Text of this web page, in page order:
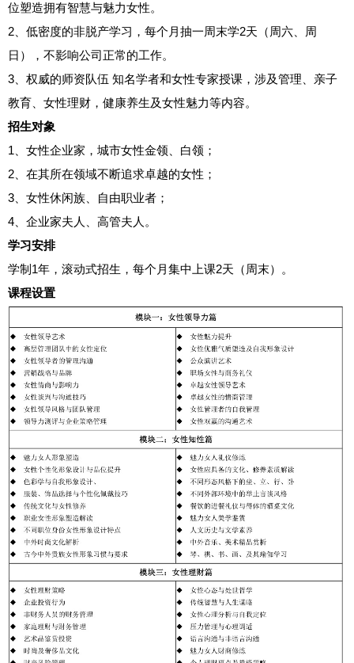
位塑造拥有智慧与魅力女性。
2、低密度的非脱产学习，每个月抽一周末学2天（周六、周
日），不影响公司正常的工作。
3、权威的师资队伍 知名学者和女性专家授课，涉及管理、亲子
教育、女性理财，健康养生及女性魅力等内容。
招生对象
1、女性企业家，城市女性金领、白领；
2、在其所在领域不断追求卓越的女性；
3、女性休闲族、自由职业者；
4、企业家夫人、高管夫人。
学习安排
学制1年，滚动式招生，每个月集中上课2天（周末）。
课程设置